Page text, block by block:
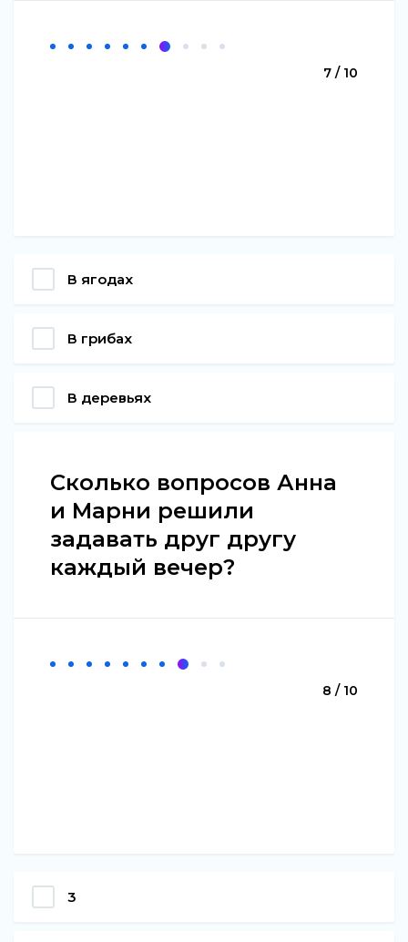
7 / 10
В ягодах
В грибах
В деревьях
Сколько вопросов Анна
и Марни решили
задавать друг другу
каждый вечер?
8 / 10
3